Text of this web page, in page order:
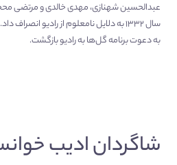
عبدالحسین شهنازی، مهدی خالدی و مرتضی
به دعوت برنامه گل‌ها به رادیو بازگشت.
شاگردان ادیب